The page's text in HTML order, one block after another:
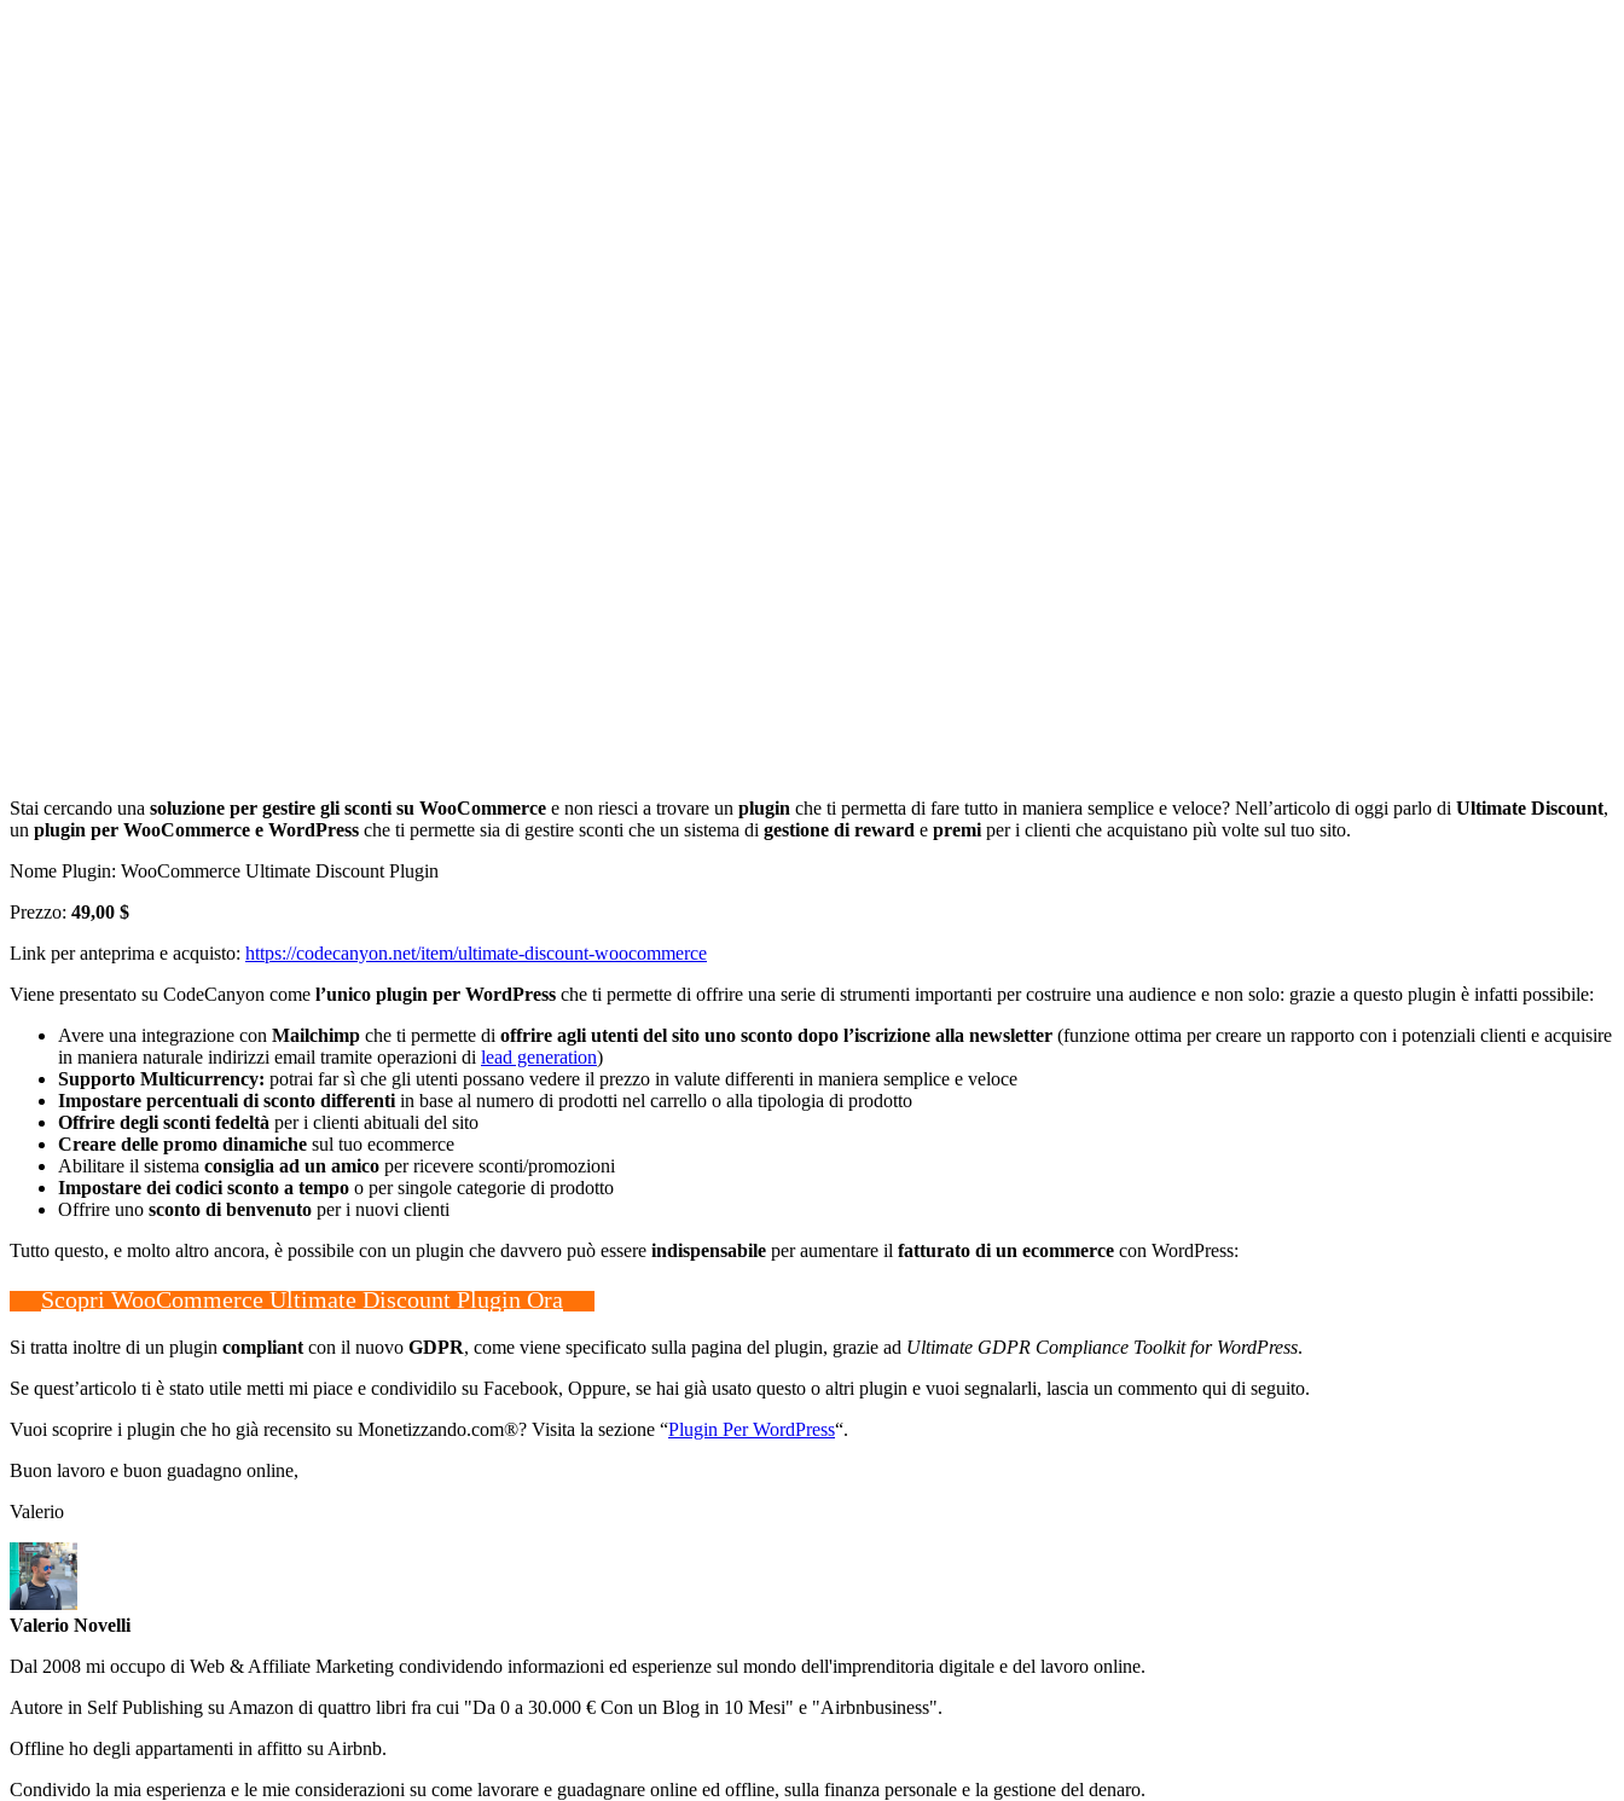
Stai cercando una soluzione per gestire gli sconti su WooCommerce e non riesci a trovare un plugin che ti permetta di fare tutto in maniera semplice e veloce? Nell’articolo di oggi parlo di Ultimate Discount,
un plugin per WooCommerce e WordPress che ti permette sia di gestire sconti che un sistema di gestione di reward e premi per i clienti che acquistano più volte sul tuo sito.
Nome Plugin: WooCommerce Ultimate Discount Plugin
Prezzo: 49,00 $
Link per anteprima e acquisto: https://codecanyon.net/item/ultimate-discount-woocommerce
Viene presentato su CodeCanyon come l’unico plugin per WordPress che ti permette di offrire una serie di strumenti importanti per costruire una audience e non solo: grazie a questo plugin è infatti possibile:
Avere una integrazione con Mailchimp che ti permette di offrire agli utenti del sito uno sconto dopo l’iscrizione alla newsletter (funzione ottima per creare un rapporto con i potenziali clienti e acquisire
in maniera naturale indirizzi email tramite operazioni di lead generation)
Supporto Multicurrency: potrai far sì che gli utenti possano vedere il prezzo in valute differenti in maniera semplice e veloce
Impostare percentuali di sconto differenti in base al numero di prodotti nel carrello o alla tipologia di prodotto
Offrire degli sconti fedeltà per i clienti abituali del sito
Creare delle promo dinamiche sul tuo ecommerce
Abilitare il sistema consiglia ad un amico per ricevere sconti/promozioni
Impostare dei codici sconto a tempo o per singole categorie di prodotto
Offrire uno sconto di benvenuto per i nuovi clienti
Tutto questo, e molto altro ancora, è possibile con un plugin che davvero può essere indispensabile per aumentare il fatturato di un ecommerce con WordPress:
Scopri WooCommerce Ultimate Discount Plugin Ora
Si tratta inoltre di un plugin compliant con il nuovo GDPR, come viene specificato sulla pagina del plugin, grazie ad Ultimate GDPR Compliance Toolkit for WordPress.
Se quest’articolo ti è stato utile metti mi piace e condividilo su Facebook, Oppure, se hai già usato questo o altri plugin e vuoi segnalarli, lascia un commento qui di seguito.
Vuoi scoprire i plugin che ho già recensito su Monetizzando.com®? Visita la sezione “Plugin Per WordPress“.
Buon lavoro e buon guadagno online,
Valerio
Valerio Novelli
Dal 2008 mi occupo di Web & Affiliate Marketing condividendo informazioni ed esperienze sul mondo dell'imprenditoria digitale e del lavoro online.
Autore in Self Publishing su Amazon di quattro libri fra cui "Da 0 a 30.000 € Con un Blog in 10 Mesi" e "Airbnbusiness".
Offline ho degli appartamenti in affitto su Airbnb.
Condivido la mia esperienza e le mie considerazioni su come lavorare e guadagnare online ed offline, sulla finanza personale e la gestione del denaro.